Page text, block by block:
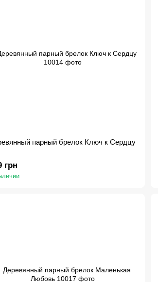
парный брелок Ключ к Сердцу
грн